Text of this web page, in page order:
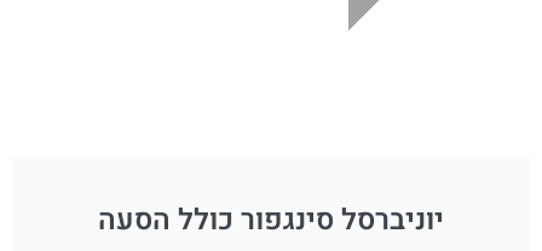
יוניברסל סינגפור כולל הסעה